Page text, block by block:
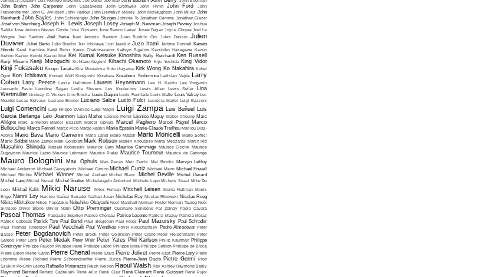
John Brahm
John Carpenter John Cassavetes John Cromwell John Flynn John Ford
John
Frankenheimer John G. Avildsen John Harlow John Llewellyn Moxey John McNaughton John Milius John
Reinhardt John Sayles John Schlesinger John Sturges Johnnie To Jonathan Demme Jonathan Glazer
Josef von Sternberg Joseph H. Lewis Joseph Losey Joseph M. Newman Joseph Pevney Joshua
Safdie José Antonio Nieves Conde José Giovanni José Ramón Larraz Josée Dayan Joyce Chopra Joël Le
Moigné Joël Santoni Joël Séria Juan Antonio Bardem Juan Bustillo Oro Jules Dassin Julien
Duvivier Juliet Berto Julio Bracho Jun Ichikawa Just Jaeckin Juzo Itami Jérôme Bonnell Kaneto
Shindo Karel Kachina Karel Reisz Karen Chakhnazarov Kathryn Bigelow Kazuhiko Hasegawa Kazuo
Ikehiro Kazuo Kuroki Kazuo Mori Kei Kumai Keisuke Kinoshita Kelly Reichardt Ken Russell
Kenji Misumi Kenji Mizoguchi Kichitaro Negishi Kihachi Okamoto Kiju Yoshida King Vidor
Kinji Fukasaku Kinuyo Tanaka Kira Mouratova Kirio Urayama Kirk Wong Ko Nakahira Kohei
Oguri Kon Ichikawa Konrad Wolf Koreyoshi Kurahara Kozaburo Yoshimura Ladislao Vajda Larry
Cohen Larry Peerce Lasse Hallström Laurent Heynemann Lee H. Katzin Lee Yong-min
Leonardo Favio
Leontine Sagan Leslie Stevens Lev Koulechov Lewis Allen Lewis Seiler
Lina
Wertmüller Lindsey C. Vickers Lino Brocka Louis Daquin Louis Feuillade Louis Malle Louis Valray Luc
Moullet Lucas Belvaux Luciano Emmer Luciano Salce Lucio Fulci Lucrecia Martel Luigi Bazzoni
Luigi Comencini Luigi Filippo D'Amico Luigi Magni Luigi Zampa Luis Buñuel
Luis
Garcia Berlanga Léo Joannon Léon Mathot Léonce Perret Léonide Moguy Mabel Cheung Marc
Allégret Marc Simenon Marcel Bozzuffi Marcel Ophuls Marcel Pagliero Marcel Pagnol
Marco
Bellocchio Marco Ferreri Marco Pico Margo Harkin Marie Epstein Marie-Claude Treilhou Marilou Diaz-
Abaya Mario Bava Mario Camerini Mario Landi Mario Mattoli Mario Monicelli Mario Soffici
Mario Soldati Mario Zampi Mark Goldblatt Mark Robson Marlen Khoutsiev Marta Meszaros Martin Ritt
Masahiro Shinoda Masaki Kobayashi Maurice Cam Maurice Cammage Maurice Cloche Maurice
Dugowson Maurice Labro Maurice Lehmann Maurice Pialat Maurice Tourneur Maurice de Canonge
Mauro Bolognini Max Ophuls Max Pécas Meir Zarchi Mel Brooks Mervyn LeRoy
Michael Anderson Michael Cacoyannis Michael Cimino Michael Curtiz Michael Mann Michael Powell
Michael Ritchie Michael Winner Michel Audiard Michel Blanc Michel Deville
Michel Gérard
Michel Lang Michel Nerval Michel Soutter Michelangelo Antonioni Michele Lupo Michele Soavi Mike De
Leon Mikhaïl Kalik Mikio Naruse Milos Forman Mitchell Leisen Monte Hellman Morris
Engel Nanni Loy Narciso Ibañez Serrador Nathan Juran Nicholas Ray Nicolas Ribowski Nicolas Roeg
Nikita Mikhalkov Nikos Papatakis Nobuhiko Obayashi Noel Marshall Norman Foster Norman Taurog Noël
Simsolo Oliver Stone Olivier Nolin Otto Preminger Ousmane Sembène Pal Zolnay Paolo Cavara
Pascal Thomas Pasquale Squitieri Patrice Chéreau Patrice Leconte Patricia Mazuy Patricia Moraz
Patrick Cabouat Patrick Tam Paul Bartel Paul Boujenah Paul Fejos Paul Mazursky Paul Schrader
Paul Thomas Anderson Paul Vecchiali Paul Wendkos Pavel Klouchantsev Pedro Almodovar Peter
Bacso Peter Bogdanovich Peter Brook Peter Collinson Peter Crane Peter Fleischmann Peter
Gardos Peter Lorre Peter Medak Peter Weir Peter Yates Phil Karlson Philip Kaufman Philippe
Condroyer Philippe Faucon Philippe Harel Philippe Labro Philippe Mora Philippe Setbon Philippe de Broca
Pierre Billon Pierre Caron Pierre Chenal Pierre Etaix Pierre Jolivet Pierre Kast Pierre Lary Pierre
Lhomme Pierre Richard Pierre Schoendoerffer Pierre Zucca Pierre-Jean Ducis Pietro Germi Piotr
Szulkin Po-Chih Leong Raffaello Matarazzo Ralph Nelson Raoul Walsh Ray Ashley Raymond Bailly
Raymond Bernard Renato Castellani René Allio René Clair René Clément René Guissart René Pujol